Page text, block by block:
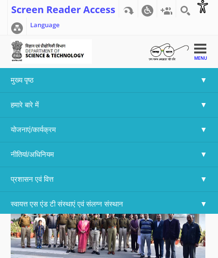
Screen Reader Access
Language
MENU
मुख्य पृष्ठ
हमारे बारे में
योजनाएं/कार्यक्रम
नीतियां/अधिनियम
प्रशासन एवं वित्त
स्वायत्त एस एंड टी संस्थाएं एवं संलग्न संस्थान
नया क्या है
डीएसटी डैशबोर्ड
Home>>
Technology Bhawan